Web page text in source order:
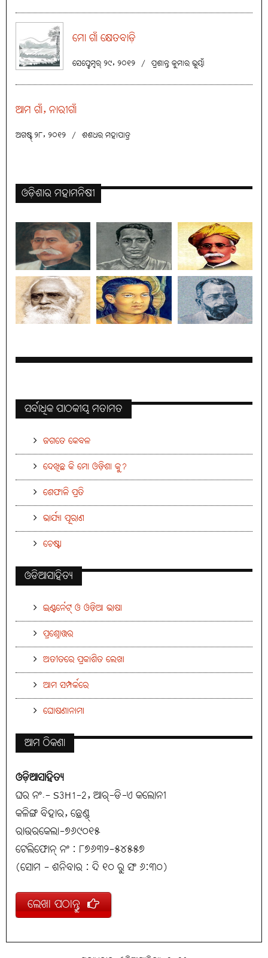
ମୋ ଗାଁ କ୍ଷେତବାଡ଼ି
ସେପ୍ଟେମ୍ବର୍ ୨୯, ୨୦୧୨ / ପ୍ରଶାନ୍ତ କୁମାର ଭୂୟାଁ
ଆମ ଗାଁ, ନାରୀଗାଁ
ଅଗଷ୍ଟ୍ ୨୮, ୨୦୧୨ / ଶଶଧର ମହାପାତ୍ର
ଓଡ଼ିଶାର ମହାମନିଷୀ
ସର୍ବାଧିକ ପାଠକୀୟ ମତାମତ
ଜଗତେ କେବଳ
ଦେଖିଛ କି ମୋ ଓଡ଼ିଶା କୁ?
ଶେଫାଳି ପ୍ରତି
ଭାର୍ଯ୍ୟା ପୂରାଣ
ଚେଷ୍ଟା
ଓଡିଆସାହିତ୍ୟ
ଇଣ୍ଟର୍ନେଟ୍ ଓ ଓଡ଼ିଆ ଭାଷା
ପ୍ରଶ୍ନୋତ୍ତର
ଅତୀତରେ ପ୍ରକାଶିତ ଲେଖା
ଆମ ସମ୍ପର୍କରେ
ଘୋଷଣାନାମା
ଆମ ଠିକଣା
ଓଡ଼ିଆସାହିତ୍ୟ
ଘର ନଂ.- S3H1-2, ଆର୍-ଡି-ଏ କଲୋନୀ
କଳିଙ୍ଗ ବିହାର, ଛେଣ୍ଡ୍
ରାଉରକେଲା-୭୬୯୦୧୫
ଟେଲିଫୋନ୍ ନଂ : ୮୭୬୩୨-୫୪୫୫୭
(ସୋମ - ଶନିବାର : ଦି ୧୦ ରୁ ସଂ ୬:୩୦)
ଲେଖା ପଠାନ୍ତୁ